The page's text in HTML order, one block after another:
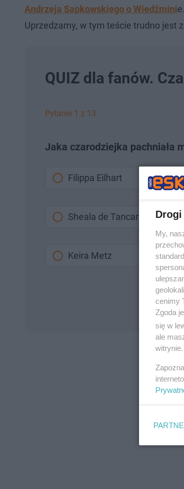
Andrzeja Sapkowskiego o Wiedźmini
Uprzedzamy, w tym teście trudno jest
QUIZ dla fanów.
Pytanie 1 z 13
Jaka czarodziejka pachniała
Filippa Eilhart
Sheala de Tancarville
Keira Metz
My,
cenimy
Zgoda
się w
ale
witrynie.